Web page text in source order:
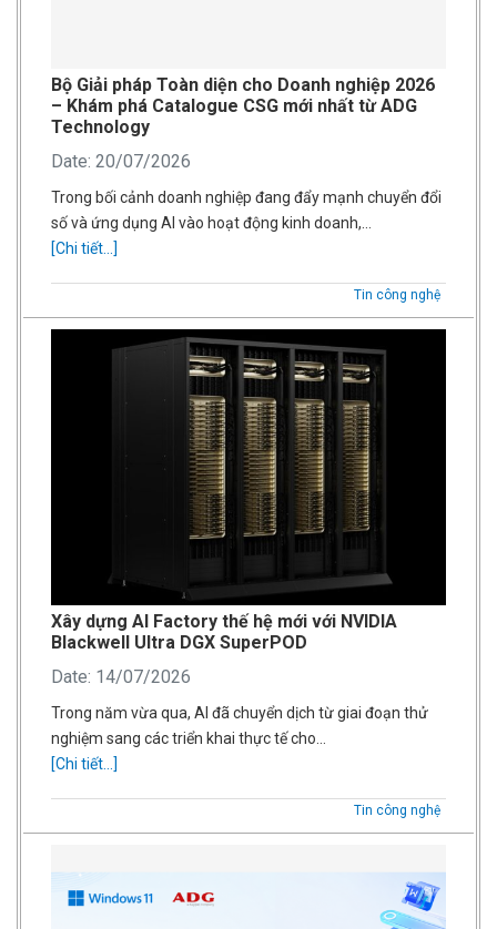
Bộ Giải pháp Toàn diện cho Doanh nghiệp 2026
– Khám phá Catalogue CSG mới nhất từ ADG
Technology
Date: 20/07/2026
Trong bối cảnh doanh nghiệp đang đẩy mạnh chuyển đổi
số và ứng dụng AI vào hoạt động kinh doanh,…
[Chi tiết...]
Tin công nghệ
Xây dựng AI Factory thế hệ mới với NVIDIA
Blackwell Ultra DGX SuperPOD
Date: 14/07/2026
Trong năm vừa qua, AI đã chuyển dịch từ giai đoạn thử
nghiệm sang các triển khai thực tế cho…
[Chi tiết...]
Tin công nghệ